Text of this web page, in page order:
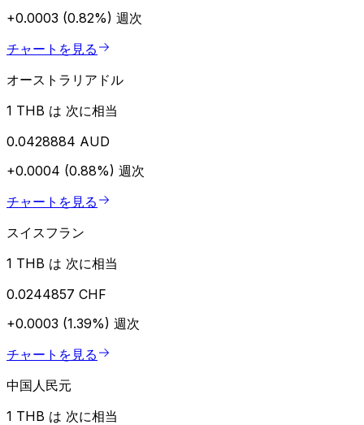
+0.0003 (0.82%) 週次
チャートを見る
オーストラリアドル
1 THB は 次に相当
0.0428884 AUD
+0.0004 (0.88%) 週次
チャートを見る
スイスフラン
1 THB は 次に相当
0.0244857 CHF
+0.0003 (1.39%) 週次
チャートを見る
中国人民元
1 THB は 次に相当